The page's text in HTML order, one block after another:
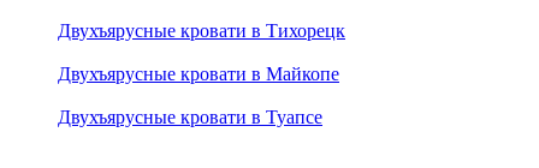
Двухъярусные кровати в Тихорецк
Двухъярусные кровати в Майкопе
Двухъярусные кровати в Туапсе